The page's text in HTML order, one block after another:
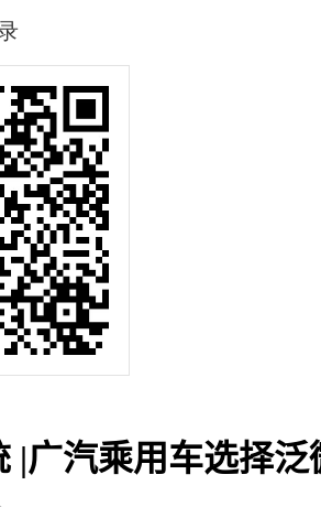
|广汽乘用车选择